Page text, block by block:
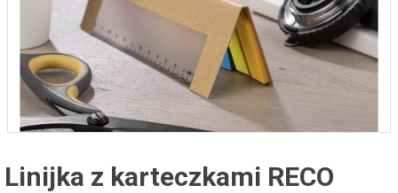
Linijka z karteczkami RECO